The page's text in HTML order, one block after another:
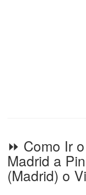
⏩ Como Ir
Madrid a
(Madrid) o